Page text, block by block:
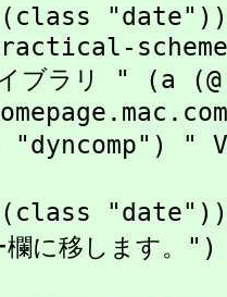
(class
イブラリ " (a
"
(class "date"))
欄に移します。")